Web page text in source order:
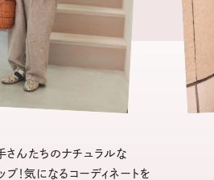
さんたちのナチュラルな
！気になるコーディネートを